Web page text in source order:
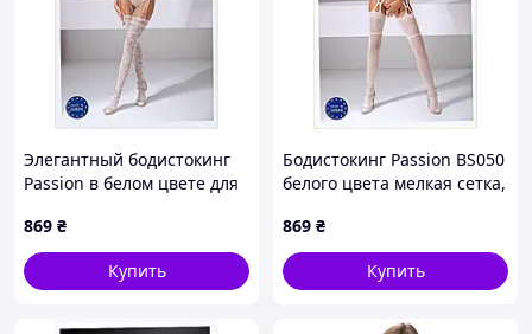
Элегантный бодистокинг
Passion в белом цвете для
869 ₴
Купить
Бодистокинг Passion BS050
белого цвета мелкая сетка,
869 ₴
Купить